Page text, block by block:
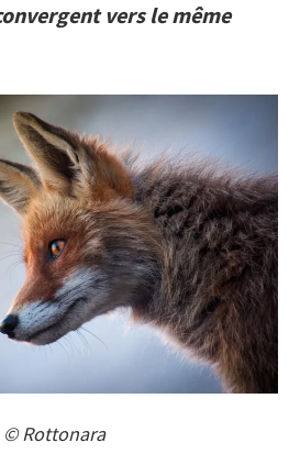
vers le même
© Rottonara